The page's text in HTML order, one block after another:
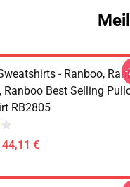
- Ranboo,
Ranboo Best Selling
RB2805
€
-